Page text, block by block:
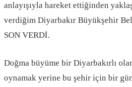
anlayışıyla hareket ettiğinden
verdiğim Diyarbakır Büyükşehir
SON VERDİ.
Doğma büyüme bir Diyarbakırlı
oynamak yerine bu şehir için bir